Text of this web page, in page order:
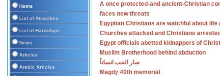
Home
List of Atrocities
List of Hardships
News
Articles
Arabic Articles
A once protected-and ancient-Christian
faces new threats
Egyptian Christians are watchful about life
Churches attacked and Christians
Egypt officials abetted kidnappers of
Muslim Brotherhood behind abduction
صار الحب انساناً
Magdy 40th memorial